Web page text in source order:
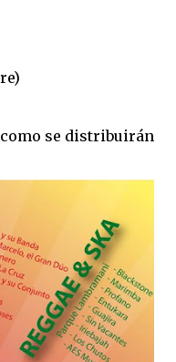
se distribuirán